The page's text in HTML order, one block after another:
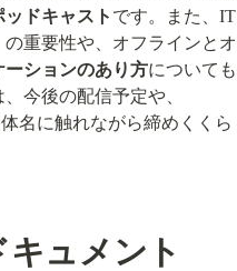
ドキャスト です。また、IT
重要性や、オフラインとオ
ーションのあり方についても
今後の配信予定や、
名に触れながら締めくくら
ュメント